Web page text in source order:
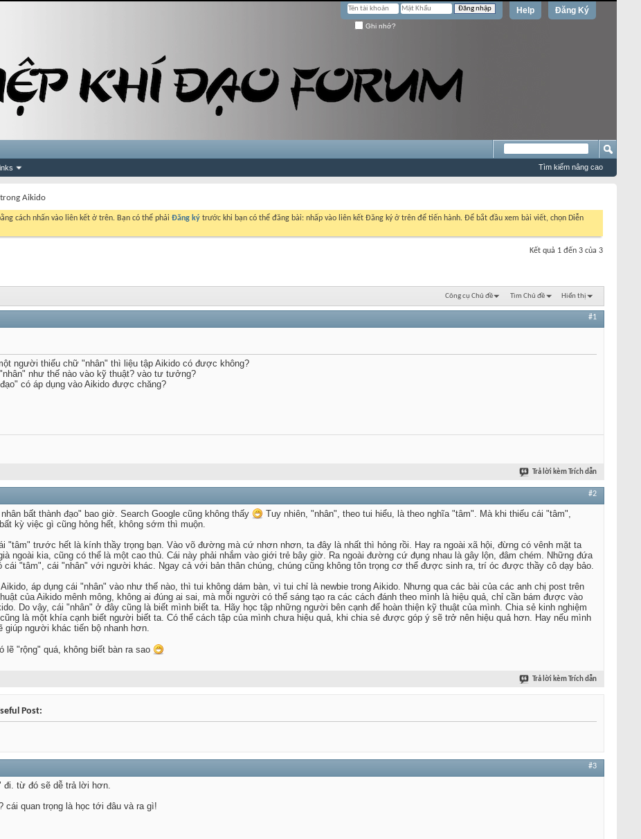
Đăng Ký
Help
Ghi nhớ?
Tìm kiếm nâng cao
Aikido
cách nhấn vào liên kết ở trên. Bạn có thể phải Đăng ký trước khi bạn có thể đăng bài: nhấp vào liên kết Đăng ký ở trên để tiến hành. Để bắt đầu xem bài viết, chọn Diễn
Kết quả 1 đến 3 của 3
Công cụ Chủ đề Tìm Chủ đề Hiển thị
#1
người thiếu chữ "nhân" thì liệu tập Aikido có được không?
như thế nào vào kỹ thuật? vào tư tưởng?
có áp dụng vào Aikido được chăng?
Trả lời kèm Trích dẫn
#2
bất thành đạo" bao giờ. Search Google cũng không thấy
Tuy nhiên, "nhân", theo tui hiểu, là theo nghĩa "tâm". Mà khi thiếu cái "tâm",
kỳ việc gì cũng hỏng hết, không sớm thì muộn.
"tâm" trước hết là kính thầy trọng bạn. Vào võ đường mà cứ nhơn nhơn, ta đây là nhất thì hỏng rồi. Hay ra ngoài xã hội, đừng có vênh mặt ta
ngoài kia, cũng có thể là một cao thủ. Cái này phải nhắm vào giới trẻ bây giờ. Ra ngoài đường cứ đụng nhau là gây lộn, đâm chém. Những đứa
cái "tâm", cái "nhân" với người khác. Ngay cả với bản thân chúng, chúng cũng không tôn trọng cơ thể được sinh ra, trí óc được thầy cô dạy bảo.
áp dụng cái "nhân" vào như thế nào, thì tui không dám bàn, vì tui chỉ là newbie trong Aikido. Nhưng qua các bài của các anh chị post trên
của Aikido mênh mông, không ai đúng ai sai, mà mỗi người có thể sáng tạo ra các cách đánh theo mình là hiệu quả, chỉ cần bám được vào
Do vậy, cái "nhân" ở đây cũng là biết mình biết ta. Hãy học tập những người bên cạnh để hoàn thiện kỹ thuật của mình. Chia sẻ kinh nghiệm
là một khía cạnh biết người biết ta. Có thể cách tập của mình chưa hiệu quả, khi chia sẻ được góp ý sẽ trở nên hiệu quả hơn. Hay nếu mình
giúp người khác tiến bộ nhanh hơn.
lẽ "rộng" quá, không biết bàn ra sao
Trả lời kèm Trích dẫn
Post:
#3
đi. từ đó sẽ dễ trả lời hơn.
cái quan trọng là học tới đâu và ra gì!